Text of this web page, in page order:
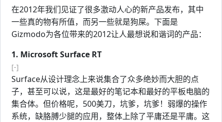
在2012年我们见证了很多激动人心的新产品发布，其中
一些真的物有所值，而另一些就是狗屎。下面是
Gizmodo为各位带来的2012让人最想说和谐词的产品：
1. Microsoft Surface RT
[-]
Surface从设计理念上来说集合了众多绝妙而大胆的点
子，甚至可以说，这是最好的笔记本和最好的平板电脑的
集合体。但价格呢，500美刀，坑爹，坑爹！弱爆的操作
系统，缺胳膊少腿的应用，整体上除了平庸还是平庸。这